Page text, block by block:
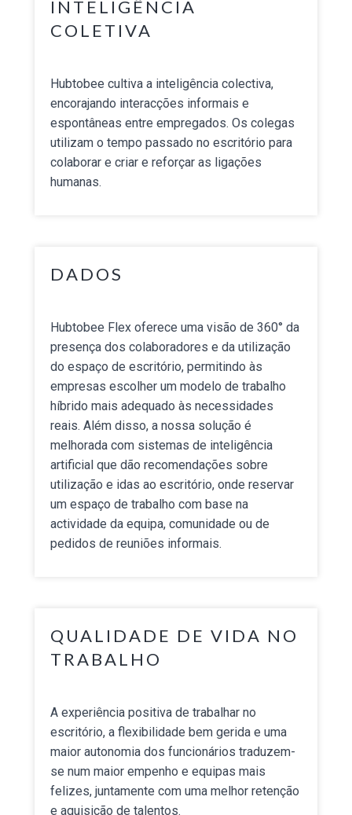
INTELIGÊNCIA
COLETIVA
Hubtobee cultiva a inteligência colectiva,
encorajando interacções informais e
espontâneas entre empregados. Os colegas
utilizam o tempo passado no escritório para
colaborar e criar e reforçar as ligações
humanas.
DADOS
Hubtobee Flex oferece uma visão de 360° da
presença dos colaboradores e da utilização
do espaço de escritório, permitindo às
empresas escolher um modelo de trabalho
híbrido mais adequado às necessidades
reais. Além disso, a nossa solução é
melhorada com sistemas de inteligência
artificial que dão recomendações sobre
utilização e idas ao escritório, onde reservar
um espaço de trabalho com base na
actividade da equipa, comunidade ou de
pedidos de reuniões informais.
QUALIDADE DE VIDA NO
TRABALHO
A experiência positiva de trabalhar no
escritório, a flexibilidade bem gerida e uma
maior autonomia dos funcionários traduzem-
se num maior empenho e equipas mais
felizes, juntamente com uma melhor retenção
e aquisição de talentos.